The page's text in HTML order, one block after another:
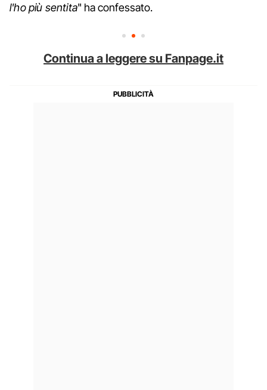
l'ho più sentita" ha confessato.
Continua a leggere su Fanpage.it